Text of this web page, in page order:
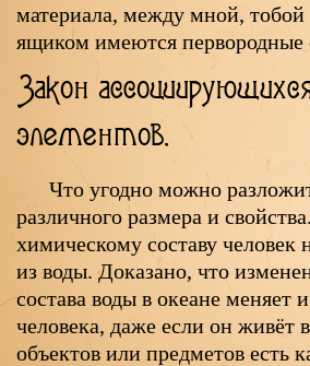
материала, между мной, тобой
ящиком имеются первородные
Закон
элементов.
Что угодно можно
различного размера и
химическому составу человек
из воды. Доказано, что
состава воды в океане меняет
человека, даже если он живёт
объектов или предметов есть